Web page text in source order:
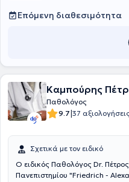
Επόμενη διαθεσιμότητα
Καμπούρης
Παθολόγος
9.7|37
Σχετικά με τον ειδικό
Ο ειδικός Παθολόγος Dr.
Πανεπιστημίου "Friedrich -